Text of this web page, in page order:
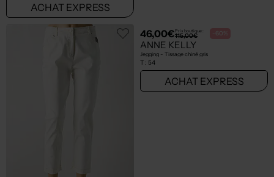
ACHAT EXPRESS